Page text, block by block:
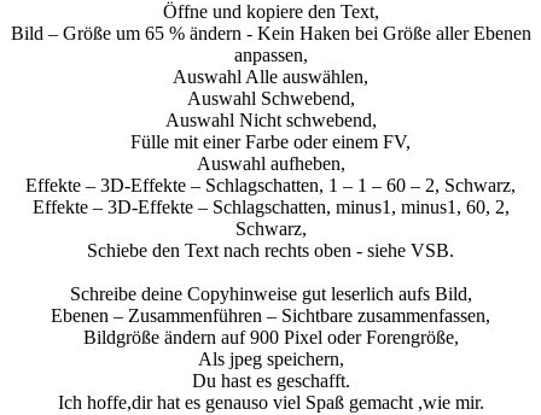
Öffne und kopiere den Text,
Bild – Größe um 65 % ändern - Kein Haken bei Größe aller Ebenen
anpassen,
Auswahl Alle auswählen,
Auswahl Schwebend,
Auswahl Nicht schwebend,
Fülle mit einer Farbe oder einem FV,
Auswahl aufheben,
Effekte – 3D-Effekte – Schlagschatten, 1 – 1 – 60 – 2, Schwarz,
Effekte – 3D-Effekte – Schlagschatten, minus1, minus1, 60, 2,
Schwarz,
Schiebe den Text nach rechts oben - siehe VSB.
Schreibe deine Copyhinweise gut leserlich aufs Bild,
Ebenen – Zusammenführen – Sichtbare zusammenfassen,
Bildgröße ändern auf 900 Pixel oder Forengröße,
Als jpeg speichern,
Du hast es geschafft.
Ich hoffe,dir hat es genauso viel Spaß gemacht ,wie mir.